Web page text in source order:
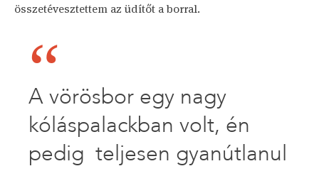
összetévesztettem az üdítőt a borral.
A vörösbor egy nagy
kóláspalackban volt, én
pedig teljesen gyanútlanul